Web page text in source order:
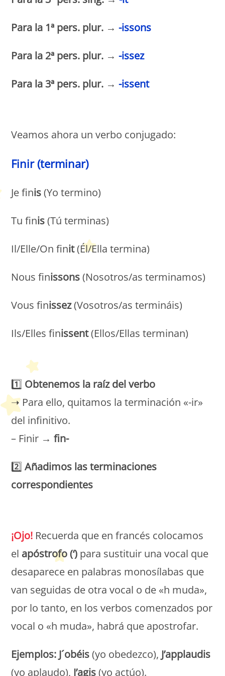
Para la 1ª pers. plur. → -issons
Para la 2ª pers. plur. →-issez
Para la 3ª pers. plur. →-issent
Veamos ahora un verbo conjugado:
Finir (terminar)
Je finis(Yo termino)
Tu finis(Tú terminas)
Il/Elle/On finit(Él/Ella termina)
Nous finissons(Nosotros/as terminamos)
Vous finissez(Vosotros/as termináis)
Ils/Elles finissent(Ellos/Ellas terminan)
1️⃣ Obtenemos la raíz del verbo
➝ Para ello, quitamos la terminación «-ir»
del infinitivo.
– Finir →fin-
2️⃣Añadimos las terminaciones
correspondientes
¡Ojo! Recuerda que en francés colocamos
el apóstrofo (‘) para sustituir una vocal que
desaparece en palabras monosílabas que
van seguidas de otra vocal o de «h muda»,
por lo tanto, en los verbos comenzados por
vocal o «h muda», habrá que apostrofar.
Ejemplos: J´obéis(yo obedezco), J’applaudis
(yo aplaudo), J’agis(yo actúo).